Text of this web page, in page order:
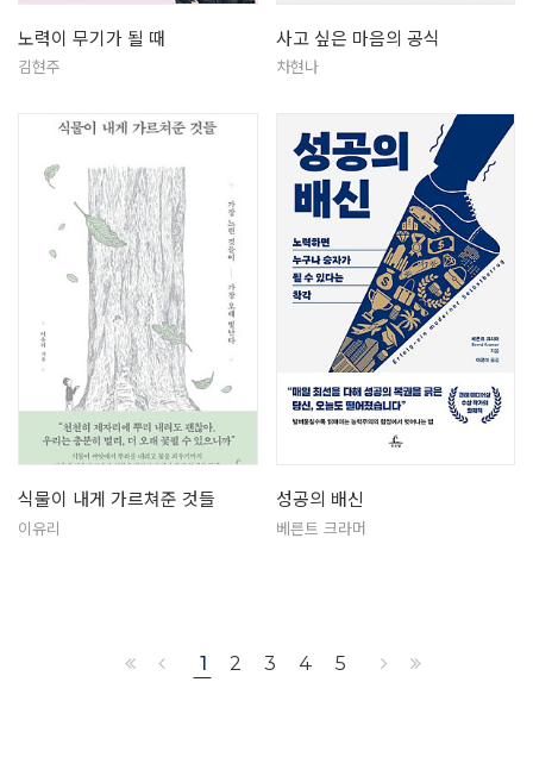
노력이 무기가 될 때
김현주
사고 싶은 마음의 공식
차현나
식물이 내게 가르쳐준 것들
이유리
성공의 배신
베른트 크라머
1 2 3 4 5